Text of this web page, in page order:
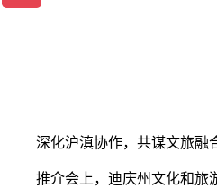
深化沪滇协作，共谋文旅融
推介会上，迪庆州文化和旅游